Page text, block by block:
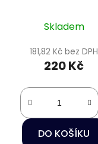
Skladem
181,82 Kč bez DPH
220 Kč
DO KOŠÍKU